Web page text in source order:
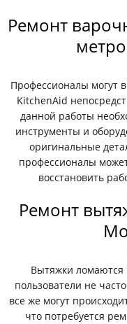
Ремонт
Профессионалы могут
KitchenAid
данной работы
инструменты и
оригинальные
профессионалы
восстановить
Ремонт
Вытяжки ломаются
пользователи не
все же могут
что потребуется